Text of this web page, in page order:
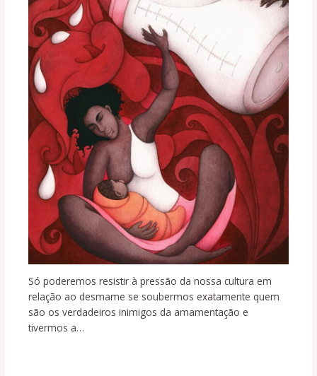
Só poderemos resistir à pressão da nossa cultura em
relação ao desmame se soubermos exatamente quem
são os verdadeiros inimigos da amamentação e
tivermos a…